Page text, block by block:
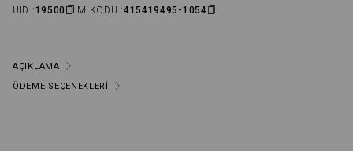
UID :19500 M.KODU :415419495-1054
AÇIKLAMA
ÖDEME SEÇENEKLERI